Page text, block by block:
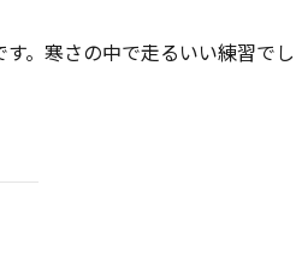
寒さの中で走るいい練習でし